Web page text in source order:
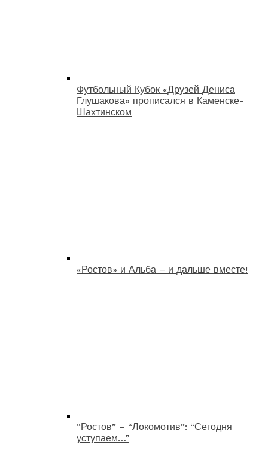
Футбольный Кубок «Друзей Дениса
Глушакова» прописался в Каменске-
Шахтинском
«Ростов» и Альба – и дальше вместе!
“Ростов” – “Локомотив”: “Сегодня
уступаем…”